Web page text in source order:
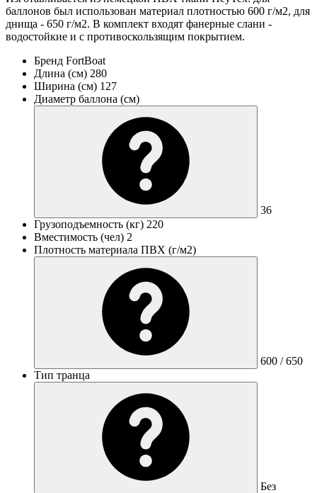
баллонов был использован материал плотностью 600 г/м2, для
днища - 650 г/м2. В комплект входят фанерные слани -
водостойкие и с противоскользящим покрытием.
Бренд FortBoat
Длина (см) 280
Ширина (см) 127
Диаметр баллона (см)
36
Грузоподъемность (кг) 220
Вместимость (чел) 2
Плотность материала ПВХ (г/м2)
600 / 650
Тип транца
Без